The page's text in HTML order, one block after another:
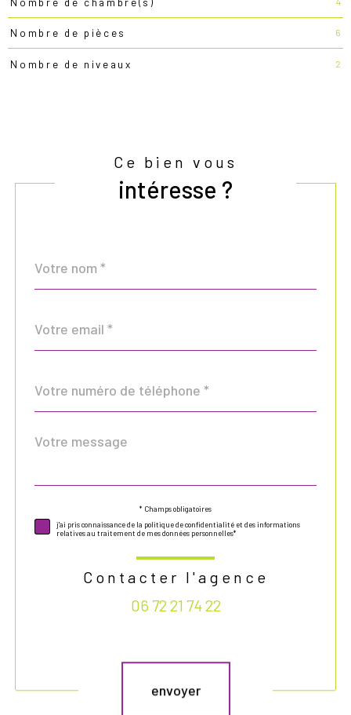
Nombre de pièces 6
Nombre de niveaux 2
Ce bien vous
intéresse ?
par
*
*
*
Fieldset
Message
*
* Champs obligatoires
j'ai pris connaissance de la politique de confidentialité et des informations
relatives au traitement de mes données personnelles*
Contacter l'agence
06 72 21 74 22
envoyer